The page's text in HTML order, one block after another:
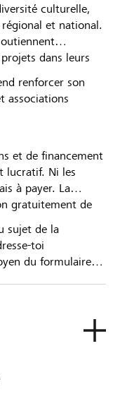
culturelle,
et national.
dans leurs
renforcer son
associations
et de financement
lucratif. Ni les
à payer. La
gratuitement de
sujet de la
toi
du formulaire